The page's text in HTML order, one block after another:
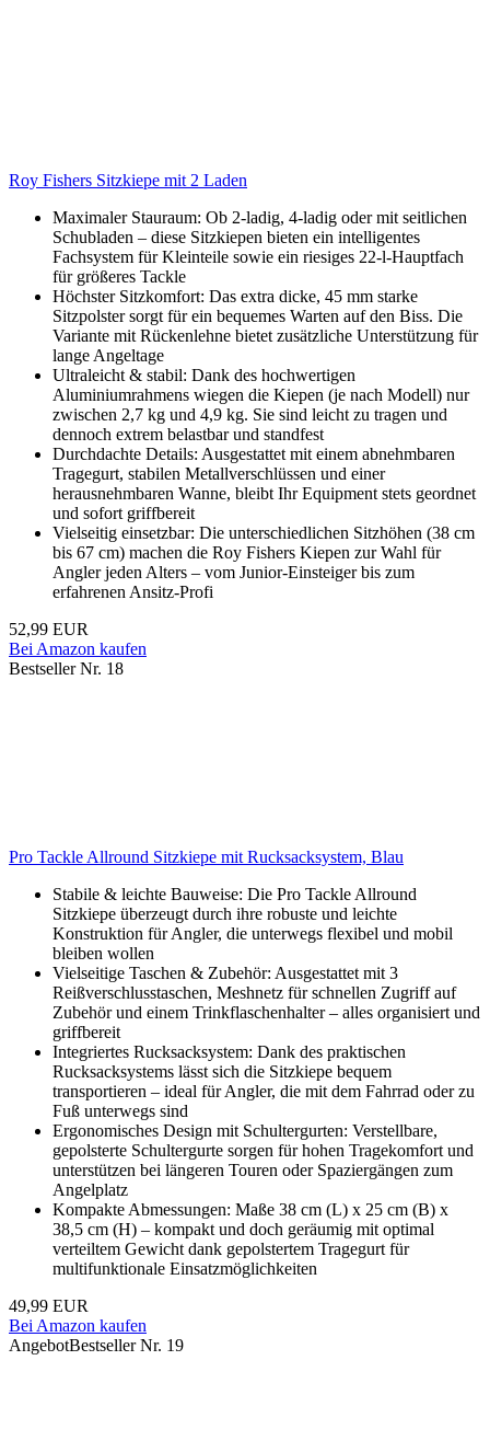
Roy Fishers Sitzkiepe mit 2 Laden
Maximaler Stauraum: Ob 2-ladig, 4-ladig oder mit seitlichen
Schubladen – diese Sitzkiepen bieten ein intelligentes
Fachsystem für Kleinteile sowie ein riesiges 22-l-Hauptfach
für größeres Tackle
Höchster Sitzkomfort: Das extra dicke, 45 mm starke
Sitzpolster sorgt für ein bequemes Warten auf den Biss. Die
Variante mit Rückenlehne bietet zusätzliche Unterstützung für
lange Angeltage
Ultraleicht & stabil: Dank des hochwertigen
Aluminiumrahmens wiegen die Kiepen (je nach Modell) nur
zwischen 2,7 kg und 4,9 kg. Sie sind leicht zu tragen und
dennoch extrem belastbar und standfest
Durchdachte Details: Ausgestattet mit einem abnehmbaren
Tragegurt, stabilen Metallverschlüssen und einer
herausnehmbaren Wanne, bleibt Ihr Equipment stets geordnet
und sofort griffbereit
Vielseitig einsetzbar: Die unterschiedlichen Sitzhöhen (38 cm
bis 67 cm) machen die Roy Fishers Kiepen zur Wahl für
Angler jeden Alters – vom Junior-Einsteiger bis zum
erfahrenen Ansitz-Profi
52,99 EUR
Bei Amazon kaufen
Bestseller Nr. 18
Pro Tackle Allround Sitzkiepe mit Rucksacksystem, Blau
Stabile & leichte Bauweise: Die Pro Tackle Allround
Sitzkiepe überzeugt durch ihre robuste und leichte
Konstruktion für Angler, die unterwegs flexibel und mobil
bleiben wollen
Vielseitige Taschen & Zubehör: Ausgestattet mit 3
Reißverschlusstaschen, Meshnetz für schnellen Zugriff auf
Zubehör und einem Trinkflaschenhalter – alles organisiert und
griffbereit
Integriertes Rucksacksystem: Dank des praktischen
Rucksacksystems lässt sich die Sitzkiepe bequem
transportieren – ideal für Angler, die mit dem Fahrrad oder zu
Fuß unterwegs sind
Ergonomisches Design mit Schultergurten: Verstellbare,
gepolsterte Schultergurte sorgen für hohen Tragekomfort und
unterstützen bei längeren Touren oder Spaziergängen zum
Angelplatz
Kompakte Abmessungen: Maße 38 cm (L) x 25 cm (B) x
38,5 cm (H) – kompakt und doch geräumig mit optimal
verteiltem Gewicht dank gepolstertem Tragegurt für
multifunktionale Einsatzmöglichkeiten
49,99 EUR
Bei Amazon kaufen
AngebotBestseller Nr. 19